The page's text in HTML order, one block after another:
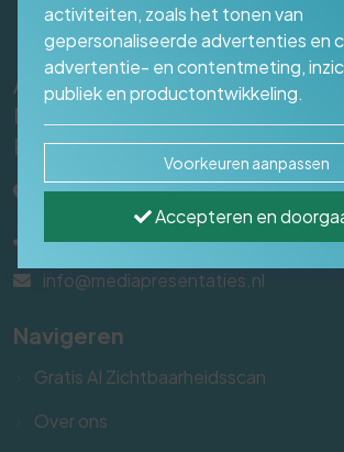
AI & Google Zichtbaarheid |
Marketing Bureau Den Bosch |
Presentaties
's-Hertogenbosch
info@mediapresentaties.nl
Navigeren
Gratis AI Zichtbaarheidsscan
Over ons
activiteiten, zoals het tonen van
gepersonaliseerde advertenties en
advertentie- en contentmeting,
publiek en productontwikkeling.
Voorkeuren aanpassen
Accepteren en